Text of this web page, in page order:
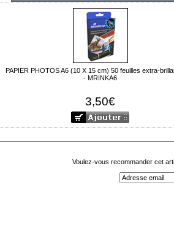
PAPIER PHOTOS A6 (10 X 15 cm) 50 feuilles extra-
- MRINKA6
3,50€
Voulez-vous recommander cet